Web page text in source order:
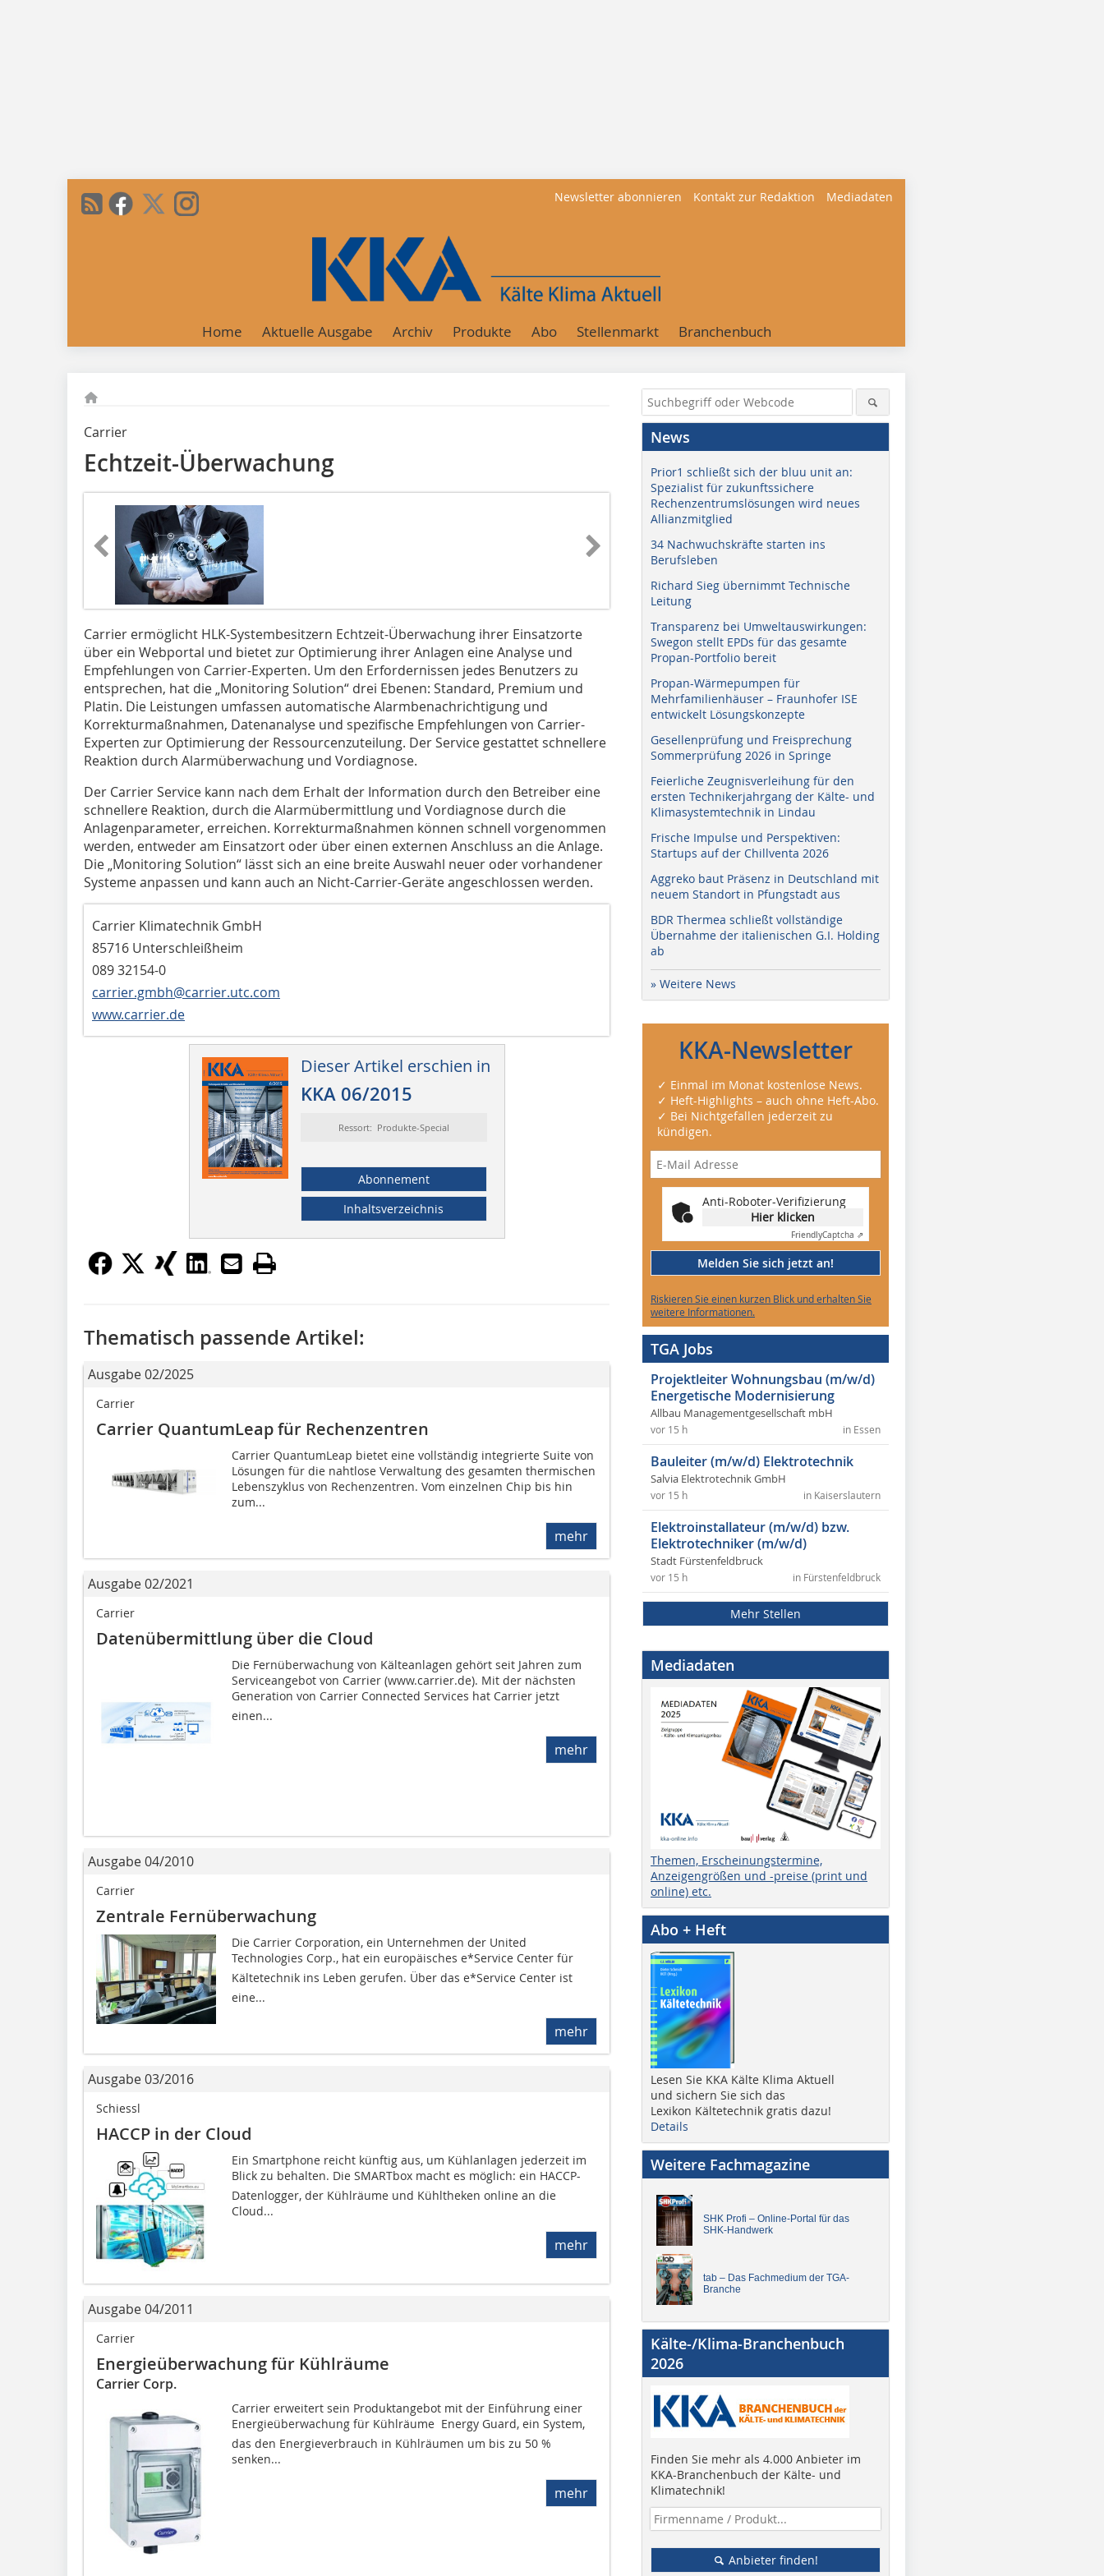
Newsletter abonnieren Kontakt zur Redaktion Mediadaten
Home Aktuelle Ausgabe Archiv Produkte Abo Stellenmarkt Branchenbuch
Carrier
Echtzeit-Überwachung
Carrier ermöglicht HLK-Systembesitzern Echtzeit-Überwachung ihrer Einsatzorte
über ein Webportal und bietet zur Optimierung ihrer Anlagen eine Analyse und
Empfehlungen von Carrier-Experten. Um den Erfordernissen jedes Benutzers zu
entsprechen, hat die „Monitoring Solution“ drei Ebenen: Standard, Premium und
Platin. Die Leistungen umfassen automatische Alarmbenachrichtigung und
Korrekturmaßnahmen, Datenanalyse und spezifische Empfehlungen von Carrier-
Experten zur Optimierung der Ressourcenzuteilung. Der Service gestattet schnellere
Reaktion durch Alarmüberwachung und Vordiagnose.
Der Carrier Service kann nach dem Erhalt der Information durch den Betreiber eine
schnellere Reaktion, durch die Alarmübermittlung und Vordiagnose durch die
Anlagenparameter, erreichen. Korrekturmaßnahmen können schnell vorgenommen
werden, entweder am Einsatzort oder über einen externen Anschluss an die Anlage.
Die „Monitoring Solution“ lässt sich an eine breite Auswahl neuer oder vorhandener
Systeme anpassen und kann auch an Nicht-Carrier-Geräte angeschlossen werden.
Carrier Klimatechnik GmbH
85716 Unterschleißheim
089 32154-0
carrier.gmbh@carrier.utc.com
www.carrier.de
Dieser Artikel erschien in
KKA 06/2015
Ressort: Produkte-Special
Abonnement
Inhaltsverzeichnis
Thematisch passende Artikel:
Ausgabe 02/2025
Carrier
Carrier QuantumLeap für Rechenzentren
Carrier QuantumLeap bietet eine vollständig integrierte Suite von
Lösungen für die nahtlose Verwaltung des gesamten thermischen
Lebenszyklus von Rechenzentren. Vom einzelnen Chip bis hin
zum...
mehr
Ausgabe 02/2021
Carrier
Datenübermittlung über die Cloud
Die Fernüberwachung von Kälteanlagen gehört seit Jahren zum
Serviceangebot von Carrier (www.carrier.de). Mit der nächsten
Generation von Carrier Connected Services hat Carrier jetzt
einen...
mehr
Ausgabe 04/2010
Carrier
Zentrale Fernüberwachung
Die Carrier Corporation, ein Unternehmen der United
Technologies Corp., hat ein europäisches e*Service Center für
Kältetechnik ins Leben gerufen. Über das e*Service Center ist
eine...
mehr
Ausgabe 03/2016
Schiessl
HACCP in der Cloud
Ein Smartphone reicht künftig aus, um Kühlanlagen jederzeit im
Blick zu behalten. Die SMARTbox macht es möglich: ein HACCP-
Datenlogger, der Kühlräume und Kühltheken online an die
Cloud...
mehr
Ausgabe 04/2011
Carrier
Energieüberwachung für Kühlräume
Carrier Corp.
Carrier erweitert sein Produktangebot mit der Einführung einer
Energieüberwachung für Kühlräume  Energy Guard, ein System,
das den Energieverbrauch in Kühlräumen um bis zu 50 %
senken...
mehr
News
Prior1 schließt sich der bluu unit an:
Spezialist für zukunftssichere
Rechenzentrumslösungen wird neues
Allianzmitglied
34 Nachwuchskräfte starten ins
Berufsleben
Richard Sieg übernimmt Technische
Leitung
Transparenz bei Umweltauswirkungen:
Swegon stellt EPDs für das gesamte
Propan-Portfolio bereit
Propan-Wärmepumpen für
Mehrfamilienhäuser – Fraunhofer ISE
entwickelt Lösungskonzepte
Gesellenprüfung und Freisprechung
Sommerprüfung 2026 in Springe
Feierliche Zeugnisverleihung für den
ersten Technikerjahrgang der Kälte- und
Klimasystemtechnik in Lindau
Frische Impulse und Perspektiven:
Startups auf der Chillventa 2026
Aggreko baut Präsenz in Deutschland mit
neuem Standort in Pfungstadt aus
BDR Thermea schließt vollständige
Übernahme der italienischen G.I. Holding
ab
» Weitere News
KKA-Newsletter
✓ Einmal im Monat kostenlose News.
✓ Heft-Highlights – auch ohne Heft-Abo.
✓ Bei Nichtgefallen jederzeit zu
kündigen.
Anti-Roboter-Verifizierung
Hier klicken
FriendlyCaptcha ⇗
Melden Sie sich jetzt an!
Riskieren Sie einen kurzen Blick und erhalten Sie
weitere Informationen.
TGA Jobs
Projektleiter Wohnungsbau (m/w/d)
Energetische Modernisierung
Allbau Managementgesellschaft mbH
in Essen
vor 15 h
Bauleiter (m/w/d) Elektrotechnik
Salvia Elektrotechnik GmbH
in Kaiserslautern
vor 15 h
Elektroinstallateur (m/w/d) bzw.
Elektrotechniker (m/w/d)
Stadt Fürstenfeldbruck
in Fürstenfeldbruck
vor 15 h
Mehr Stellen
Mediadaten
Themen, Erscheinungstermine,
Anzeigengrößen und -preise (print und
online) etc.
Abo + Heft
Lesen Sie KKA Kälte Klima Aktuell
und sichern Sie sich das
Lexikon Kältetechnik gratis dazu!
Details
Weitere Fachmagazine
SHK Profi – Online-Portal für das
SHK-Handwerk
tab – Das Fachmedium der TGA-
Branche
Kälte-/Klima-Branchenbuch
2026
Finden Sie mehr als 4.000 Anbieter im
KKA-Branchenbuch der Kälte- und
Klimatechnik!
Anbieter finden!